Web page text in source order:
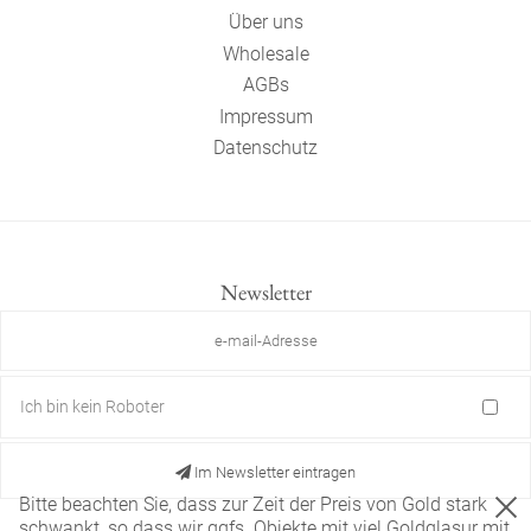
Über uns
Wholesale
AGBs
Impressum
Datenschutz
Newsletter
Ich bin kein Roboter
Im Newsletter eintragen
Bitte beachten Sie, dass zur Zeit der Preis von Gold stark